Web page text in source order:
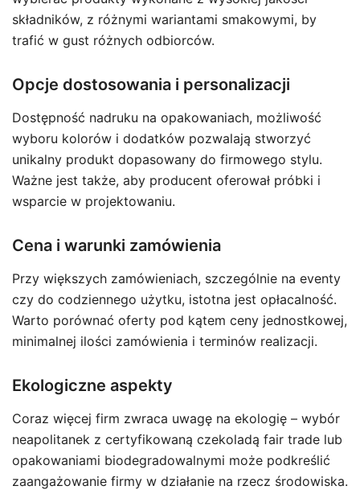
składników, z różnymi wariantami smakowymi, by
trafić w gust różnych odbiorców.
Opcje dostosowania i personalizacji
Dostępność nadruku na opakowaniach, możliwość
wyboru kolorów i dodatków pozwalają stworzyć
unikalny produkt dopasowany do firmowego stylu.
Ważne jest także, aby producent oferował próbki i
wsparcie w projektowaniu.
Cena i warunki zamówienia
Przy większych zamówieniach, szczególnie na eventy
czy do codziennego użytku, istotna jest opłacalność.
Warto porównać oferty pod kątem ceny jednostkowej,
minimalnej ilości zamówienia i terminów realizacji.
Ekologiczne aspekty
Coraz więcej firm zwraca uwagę na ekologię – wybór
neapolitanek z certyfikowaną czekoladą fair trade lub
opakowaniami biodegradowalnymi może podkreślić
zaangażowanie firmy w działanie na rzecz środowiska.